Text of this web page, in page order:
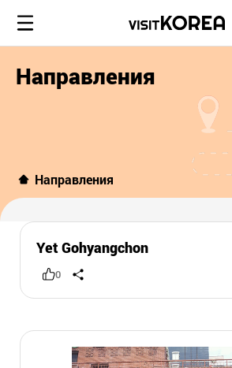
Направления
Направления
Yet Gohyangchon
0